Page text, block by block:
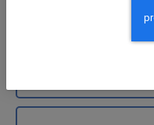
+VAT